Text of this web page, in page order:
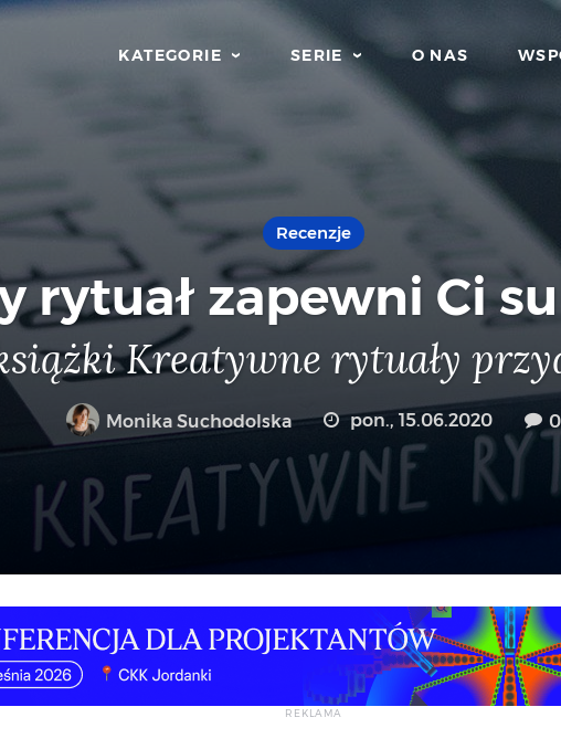
KATEGORIE SERIE O NAS
Recenzje
rytuał zapewni Ci
Kreatywne rytuały
Monika Suchodolska pon., 15.06.2020 0